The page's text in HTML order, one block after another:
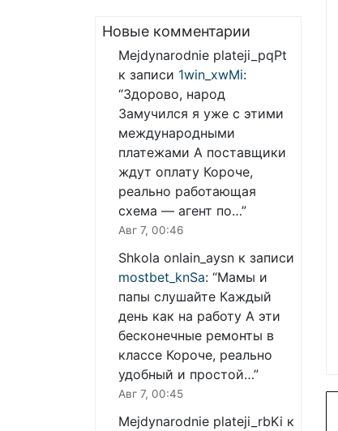
Новые комментарии
Mejdynarodnie plateji_pqPt
к записи 1win_xwMi:
“Здорово, народ
Замучился я уже с этими
международными
платежами А поставщики
ждут оплату Короче,
реально работающая
схема — агент по…”
Авг 7, 00:46
Shkola onlain_aysn к записи
mostbet_knSa: “Мамы и
папы слушайте Каждый
день как на работу А эти
бесконечные ремонты в
классе Короче, реально
удобный и простой…”
Авг 7, 00:45
Mejdynarodnie plateji_rbKi к